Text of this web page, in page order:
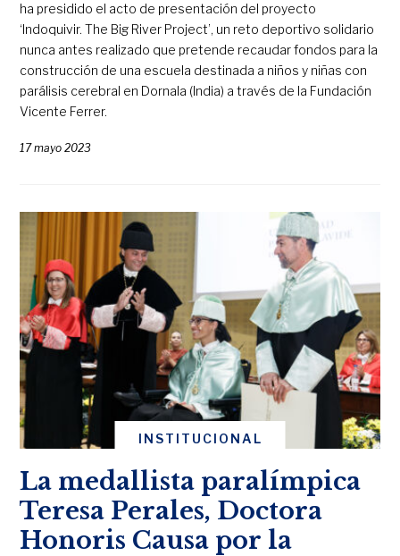
ha presidido el acto de presentación del proyecto
‘Indoquivir. The Big River Project’, un reto deportivo solidario
nunca antes realizado que pretende recaudar fondos para la
construcción de una escuela destinada a niños y niñas con
parálisis cerebral en Dornala (India) a través de la Fundación
Vicente Ferrer.
17 mayo 2023
INSTITUCIONAL
La medallista paralímpica
Teresa Perales, Doctora
Honoris Causa por la